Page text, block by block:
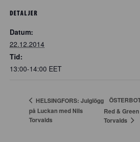
DETALJER
Datum:
22.12.2014
Tid:
13:00-14:00 EET
HELSINGFORS: Julglögg
på Luckan med Nils
Torvalds
Red &
Torvalds